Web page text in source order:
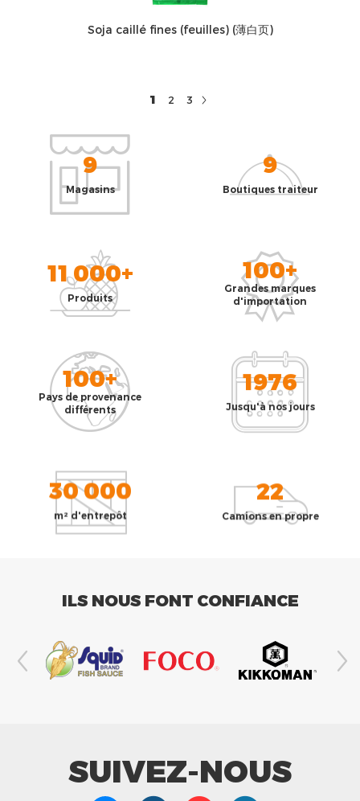
Soja caillé fines (feuilles) (薄白页)
1 2 3
9
Magasins
9
Boutiques traiteur
11 000+
Produits
100+
Grandes marques
d'importation
100+
Pays de provenance
différents
1976
Jusqu'à nos jours
30 000
m² d'entrepôt
22
Camions en propre
ILS NOUS FONT CONFIANCE
SUIVEZ-NOUS